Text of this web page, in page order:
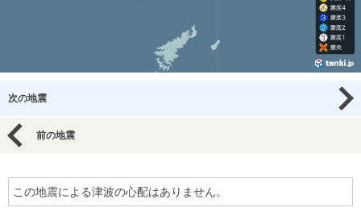
次の地震
前の地震
この地震による津波の心配はありません。